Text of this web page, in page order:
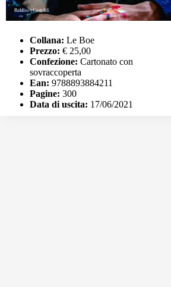
Collana: Le Boe
Prezzo: € 25,00
Confezione: Cartonato con
sovraccoperta
Ean: 9788893884211
Pagine: 300
Data di uscita: 17/06/2021